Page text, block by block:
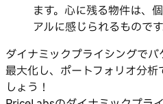
ます。心に残る物件は、
アルに感じられるものです
ダイナミックプライシングで
最大化し、ポートフォリオ分
しょう！